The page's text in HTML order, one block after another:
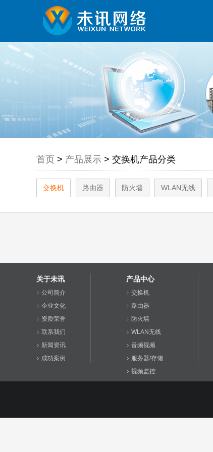
首页 > 产品展示 > 交换机产品分类
交换机 路由器 防火墙 WLAN无线
关于未讯
公司简介
企业文化
资质荣誉
联系我们
新闻资讯
成功案例
产品中心
交换机
路由器
防火墙
WLAN无线
音频视频
服务器/存储
视频监控